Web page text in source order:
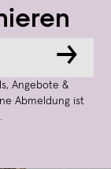
→
Angebote &
Abmeldung ist